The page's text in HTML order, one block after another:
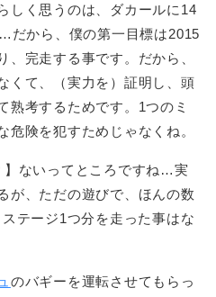
しく思うのは、ダカールに14
だから、僕の第一目標は2015
、完走する事です。だから、
くて、（実力を）証明し、頭
熟考するためです。1つのミ
危険を犯すためじゃなくね。
】ないってところですね…実
が、ただの遊びで、ほんの数
テージ1つ分を走った事はな
のバギーを運転させてもらっ